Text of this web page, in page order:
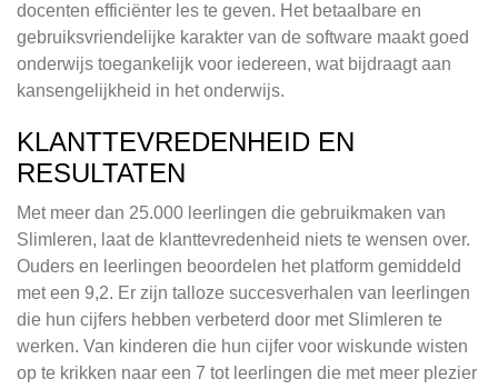
docenten efficiënter les te geven. Het betaalbare en
gebruiksvriendelijke karakter van de software maakt goed
onderwijs toegankelijk voor iedereen, wat bijdraagt aan
kansengelijkheid in het onderwijs.
KLANTTEVREDENHEID EN
RESULTATEN
Met meer dan 25.000 leerlingen die gebruikmaken van
Slimleren, laat de klanttevredenheid niets te wensen over.
Ouders en leerlingen beoordelen het platform gemiddeld
met een 9,2. Er zijn talloze succesverhalen van leerlingen
die hun cijfers hebben verbeterd door met Slimleren te
werken. Van kinderen die hun cijfer voor wiskunde wisten
op te krikken naar een 7 tot leerlingen die met meer plezier